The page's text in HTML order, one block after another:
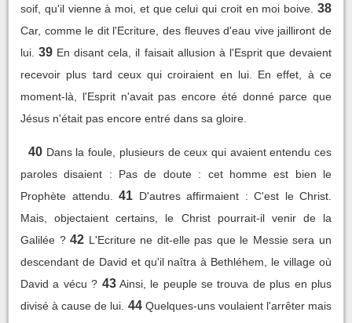
soif, qu'il vienne à moi, et que celui qui croit en moi boive. 38
Car, comme le dit l'Ecriture, des fleuves d'eau vive jailliront de
lui. 39 En disant cela, il faisait allusion à l'Esprit que devaient
recevoir plus tard ceux qui croiraient en lui. En effet, à ce
moment-là, l'Esprit n'avait pas encore été donné parce que
Jésus n'était pas encore entré dans sa gloire.
40 Dans la foule, plusieurs de ceux qui avaient entendu ces
paroles disaient : Pas de doute : cet homme est bien le
Prophète attendu.
41 D'autres affirmaient : C'est le Christ.
Mais, objectaient certains, le Christ pourrait-il venir de la
Galilée ? 42 L'Ecriture ne dit-elle pas que le Messie sera un
descendant de David et qu'il naîtra à Bethléhem, le village où
David a vécu ? 43 Ainsi, le peuple se trouva de plus en plus
divisé à cause de lui. 44 Quelques-uns voulaient l'arrêter mais